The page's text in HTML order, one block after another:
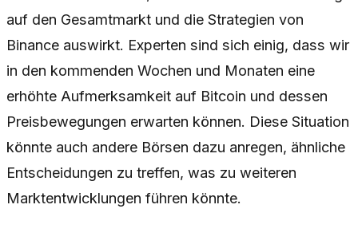
auf den Gesamtmarkt und die Strategien von
Binance auswirkt. Experten sind sich einig, dass wir
in den kommenden Wochen und Monaten eine
erhöhte Aufmerksamkeit auf Bitcoin und dessen
Preisbewegungen erwarten können. Diese Situation
könnte auch andere Börsen dazu anregen, ähnliche
Entscheidungen zu treffen, was zu weiteren
Marktentwicklungen führen könnte.